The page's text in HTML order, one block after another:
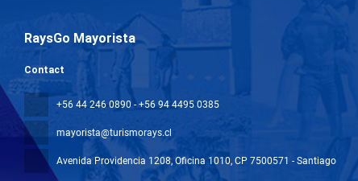
RaysGo Mayorista
Contact
+56 44 246 0890 - +56 94 4495 0385
mayorista@turismorays.cl
Avenida Providencia 1208, Oficina 1010, CP 7500571 - Santiago